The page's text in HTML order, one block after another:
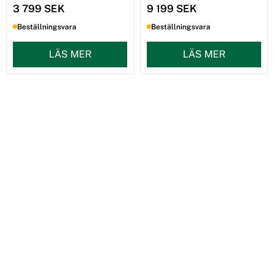
3 799 SEK
Beställningsvara
LÄS MER
9 199 SEK
Beställningsvara
LÄS MER